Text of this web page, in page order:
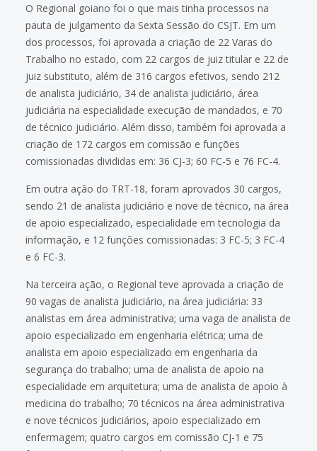
O Regional goiano foi o que mais tinha processos na
pauta de julgamento da Sexta Sessão do CSJT. Em um
dos processos, foi aprovada a criação de 22 Varas do
Trabalho no estado, com 22 cargos de juiz titular e 22 de
juiz substituto, além de 316 cargos efetivos, sendo 212
de analista judiciário, 34 de analista judiciário, área
judiciária na especialidade execução de mandados, e 70
de técnico judiciário. Além disso, também foi aprovada a
criação de 172 cargos em comissão e funções
comissionadas divididas em: 36 CJ-3; 60 FC-5 e 76 FC-4.
Em outra ação do TRT-18, foram aprovados 30 cargos,
sendo 21 de analista judiciário e nove de técnico, na área
de apoio especializado, especialidade em tecnologia da
informação, e 12 funções comissionadas: 3 FC-5; 3 FC-4
e 6 FC-3.
Na terceira ação, o Regional teve aprovada a criação de
90 vagas de analista judiciário, na área judiciária: 33
analistas em área administrativa; uma vaga de analista de
apoio especializado em engenharia elétrica; uma de
analista em apoio especializado em engenharia da
segurança do trabalho; uma de analista de apoio na
especialidade em arquitetura; uma de analista de apoio à
medicina do trabalho; 70 técnicos na área administrativa
e nove técnicos judiciários, apoio especializado em
enfermagem; quatro cargos em comissão CJ-1 e 75